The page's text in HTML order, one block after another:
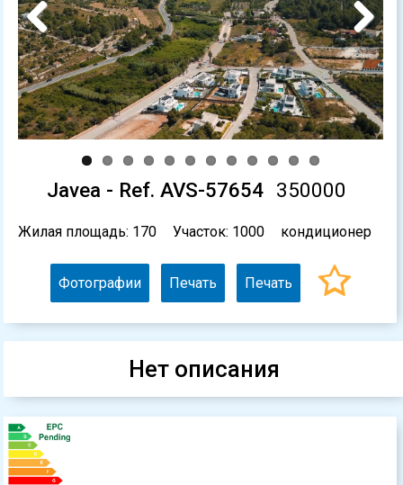
Previous Next
Javea - Ref. AVS-57654 350000
Жилая площадь: 170 Участок: 1000 кондиционер
Фотографии Печать Печать
Нет описания